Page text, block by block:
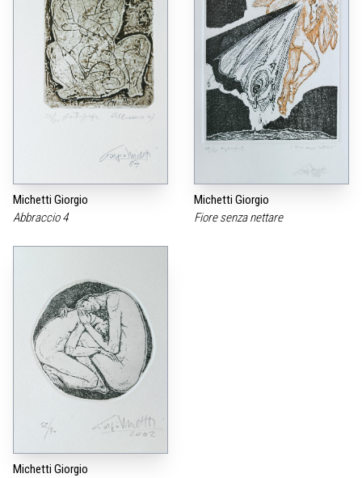
Michetti Giorgio
Abbraccio 4
Michetti Giorgio
Fiore senza nettare
Michetti Giorgio